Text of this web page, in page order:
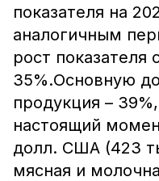
показателя на
аналогичным
рост показателя
35%.Основную
продукция –
настоящий
долл. США (423
мясная и